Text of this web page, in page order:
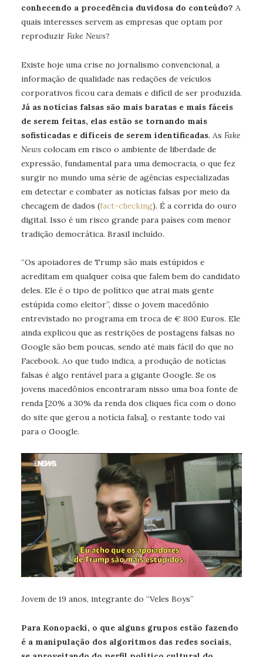
conhecendo a procedência duvidosa do conteúdo? A
quais interesses servem as empresas que optam por
reproduzir Fake News?
Existe hoje uma crise no jornalismo convencional, a
informação de qualidade nas redações de veículos
corporativos ficou cara demais e difícil de ser produzida.
Já as notícias falsas são mais baratas e mais fáceis
de serem feitas, elas estão se tornando mais
sofisticadas e difíceis de serem identificadas. As Fake
News colocam em risco o ambiente de liberdade de
expressão, fundamental para uma democracia, o que fez
surgir no mundo uma série de agências especializadas
em detectar e combater as notícias falsas por meio da
checagem de dados (fact-checking). É a corrida do ouro
digital. Isso é um risco grande para países com menor
tradição democrática. Brasil incluído.
“Os apoiadores de Trump são mais estúpidos e
acreditam em qualquer coisa que falem bem do candidato
deles. Ele é o tipo de político que atrai mais gente
estúpida como eleitor”, disse o jovem macedônio
entrevistado no programa em troca de € 800 Euros. Ele
ainda explicou que as restrições de postagens falsas no
Google são bem poucas, sendo até mais fácil do que no
Facebook. Ao que tudo indica, a produção de notícias
falsas é algo rentável para a gigante Google. Se os
jovens macedônios encontraram nisso uma boa fonte de
renda [20% a 30% da renda dos cliques fica com o dono
do site que gerou a notícia falsa], o restante todo vai
para o Google.
Jovem de 19 anos, integrante do “Veles Boys”
Para Konopacki, o que alguns grupos estão fazendo
é a manipulação dos algoritmos das redes sociais,